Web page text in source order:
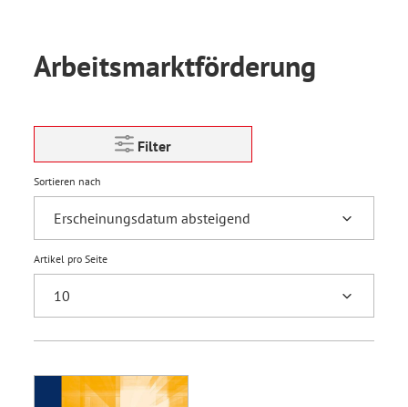
Arbeitsmarktförderung
Filter
Sortieren nach
Artikel pro Seite